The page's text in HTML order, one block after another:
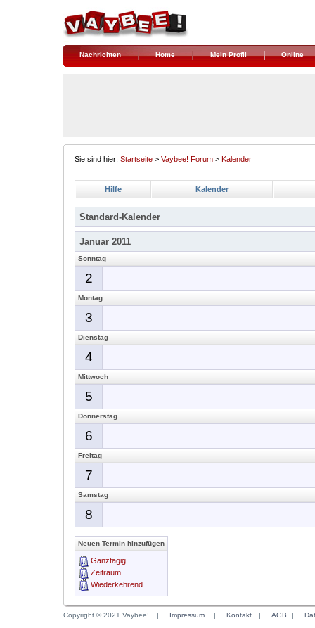
Nachrichten Home Mein Profil Online
Sie sind hier: Startseite > Vaybee! Forum > Kalender
Hilfe Kalender
Standard-Kalender
Januar 2011
Sonntag
2
Montag
3
Dienstag
4
Mittwoch
5
Donnerstag
6
Freitag
7
Samstag
8
Neuen Termin hinzufügen
Ganztägig
Zeitraum
Wiederkehrend
Copyright © 2021 Vaybee! | Impressum | Kontakt | AGB |